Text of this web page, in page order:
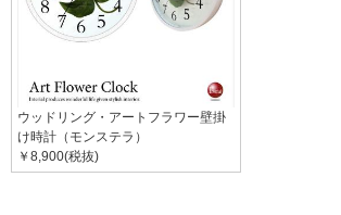
ウッドリング・アートフラワー壁掛
け時計（モンステラ）
￥8,900(税抜)